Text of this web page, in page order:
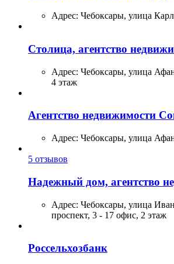
Адрес: Чебоксары, улица
Столица, агентство
Адрес: Чебоксары, улица
4 этаж
Агентство недвижимости
Адрес: Чебоксары, улица
5 отзывов
Надежный дом, агентство
Адрес: Чебоксары, улица
проспект, 3 - 17 офис, 2 этаж
Россельхозбанк